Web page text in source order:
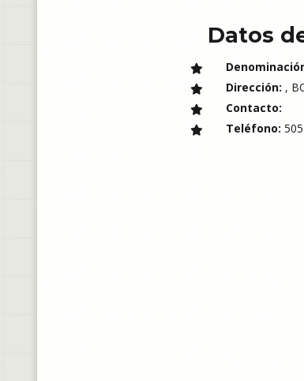
Datos
Dirección: ,
Contacto:
Teléfono: